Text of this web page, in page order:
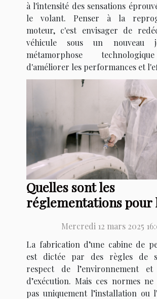
à l'intensité des sensations
le volant. Penser à la
moteur, c'est envisager de
véhicule sous un nouveau
métamorphose
d'améliorer les performances et
Quelles sont les
réglementations pour
peinture auto ?
Mercredi 12 mars 2025
La fabrication d’une cabine de
est dictée par des règles de
respect de l’environnement
d’exécution. Mais ces normes
pas uniquement l’installation ou